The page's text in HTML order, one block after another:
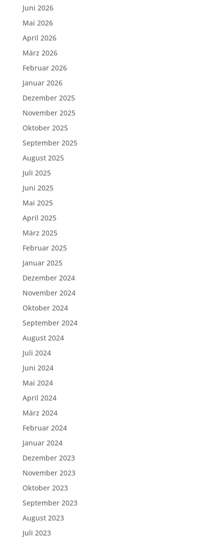
Juni 2026
Mai 2026
April 2026
März 2026
Februar 2026
Januar 2026
Dezember 2025
November 2025
Oktober 2025
September 2025
August 2025
Juli 2025
Juni 2025
Mai 2025
April 2025
März 2025
Februar 2025
Januar 2025
Dezember 2024
November 2024
Oktober 2024
September 2024
August 2024
Juli 2024
Juni 2024
Mai 2024
April 2024
März 2024
Februar 2024
Januar 2024
Dezember 2023
November 2023
Oktober 2023
September 2023
August 2023
Juli 2023